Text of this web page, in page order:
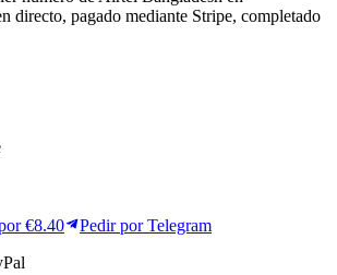
directo, pagado mediante Stripe, completado
€8.40
Pedir por Telegram